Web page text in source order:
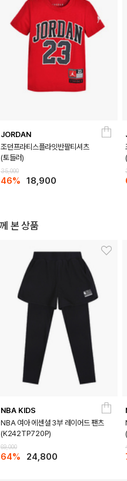
JORDAN
조던프라티스플라잇반팔티셔츠
(토들러)
35,000
46% 18,900
본 상품
NBA KIDS
NBA 여아 에센셜 3부 레이어드 팬츠
(K242TP720P)
69,000
64% 24,800